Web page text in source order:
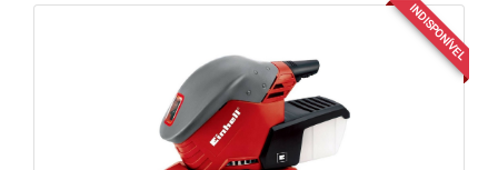
INDISPONÍVEL